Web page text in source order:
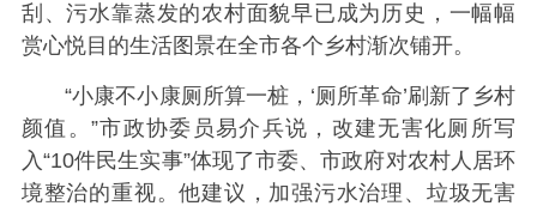
刮、污水靠蒸发的农村面貌早已成为历史，一幅幅
赏心悦目的生活图景在全市各个乡村渐次铺开。
“小康不小康厕所算一桩，‘厕所革命’刷新了乡村
颜值。”市政协委员易介兵说，改建无害化厕所写
入“10件民生实事”体现了市委、市政府对农村人居环
境整治的重视。他建议，加强污水治理、垃圾无害